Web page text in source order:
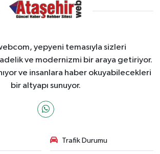
yepyeni temasıyla sizleri
ve modernizmi bir araya getiriyor.
ve insanlara haber okuyabilecekleri
bir altyapı sunuyor.
Trafik Durumu